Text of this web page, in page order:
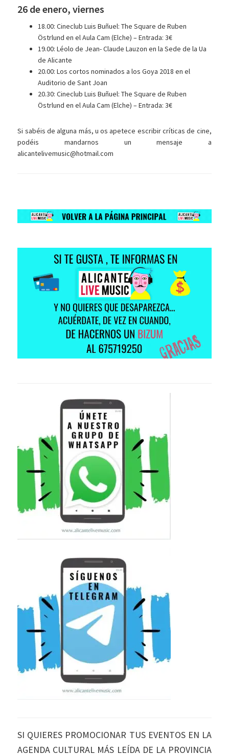
26 de enero, viernes
18.00: Cineclub Luis Buñuel: The Square de Ruben
Östrlund en el Aula Cam (Elche) – Entrada: 3€
19.00: Léolo de Jean- Claude Lauzon en la Sede de la Ua
de Alicante
20.00: Los cortos nominados a los Goya 2018 en el
Auditorio de Sant Joan
20.30: Cineclub Luis Buñuel: The Square de Ruben
Östrlund en el Aula Cam (Elche) – Entrada: 3€
Si sabéis de alguna más, u os apetece escribir críticas de cine,
podéis mandarnos un mensaje a
alicantelivemusic@hotmail.com
SI QUIERES PROMOCIONAR TUS EVENTOS EN LA
AGENDA CULTURAL MÁS LEÍDA DE LA PROVINCIA